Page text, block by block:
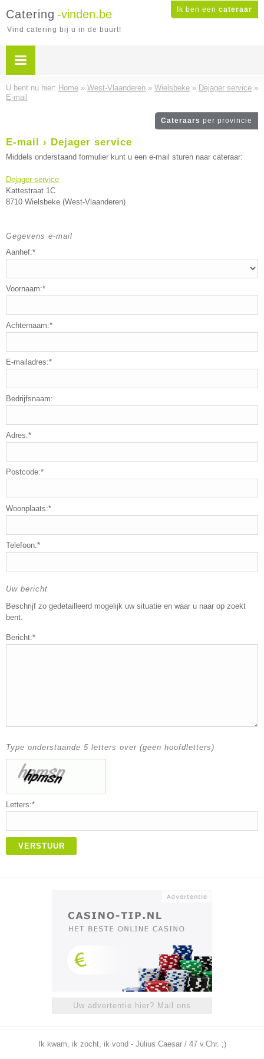
Ik ben een cateraar
Catering -vinden.be
Vind catering bij u in de buurt!
U bent nu hier: Home » West-Vlaanderen » Wielsbeke » Dejager service »
E-mail
Cateraars per provincie
E-mail › Dejager service
Middels onderstaand formulier kunt u een e-mail sturen naar cateraar:
Dejager service
Kattestraat 1C
8710 Wielsbeke (West-Vlaanderen)
Gegevens e-mail
Aanhef:*
Voornaam:*
Achternaam:*
E-mailadres:*
Bedrijfsnaam:
Adres:*
Postcode:*
Woonplaats:*
Telefoon:*
Uw bericht
Beschrijf zo gedetailleerd mogelijk uw situatie en waar u naar op zoekt
bent.
Bericht:*
Type onderstaande 5 letters over (geen hoofdletters)
Letters:*
VERSTUUR
Uw advertentie hier? Mail ons
Ik kwam, ik zocht, ik vond - Julius Caesar / 47 v.Chr. ;)